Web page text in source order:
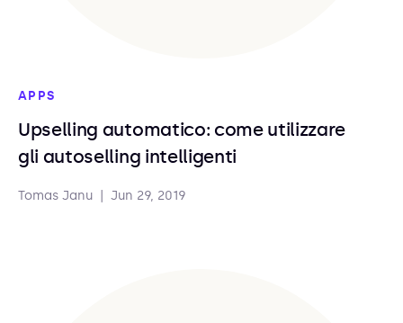
APPS
Upselling automatico: come utilizzare
gli autoselling intelligenti
Tomas Janu Jun 29, 2019